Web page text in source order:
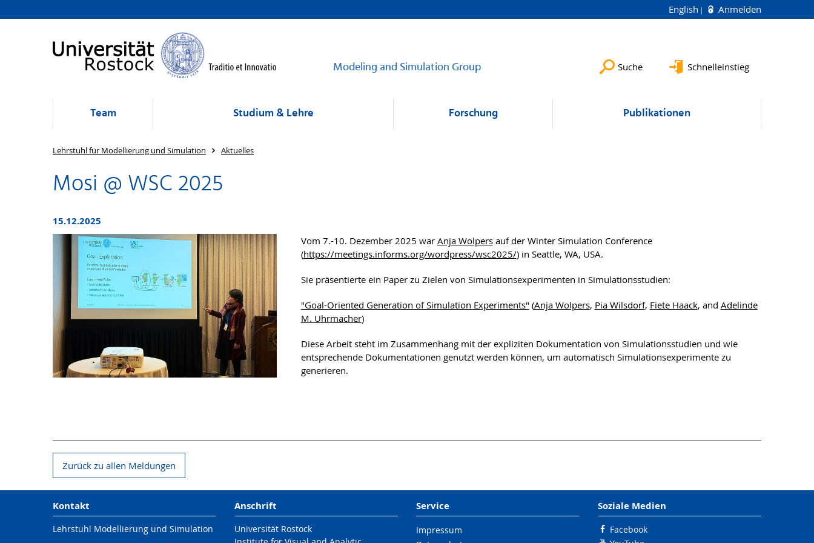
English Anmelden
Modeling and Simulation Group Suche Schnelleinstieg
Team Studium & Lehre Forschung Publikationen
Lehrstuhl für Modellierung und Simulation Aktuelles
Mosi @ WSC 2025
15.12.2025
Vom 7.-10. Dezember 2025 war Anja Wolpersauf der Winter Simulation Conference
(https://meetings.informs.org/wordpress/wsc2025/) in Seattle, WA, USA.
Sie präsentierte ein Paper zu Zielen von Simulationsexperimenten in Simulationsstudien:
"Goal-Oriented Generation of Simulation Experiments" (Anja Wolpers, Pia Wilsdorf, Fiete Haack, and Adelinde
M. Uhrmacher)
Diese Arbeit steht im Zusammenhang mit der expliziten Dokumentation von Simulationsstudien und wie
entsprechende Dokumentationen genutzt werden können, um automatisch Simulationsexperimente zu
generieren.
Zurück zu allen Meldungen
Kontakt
Lehrstuhl Modellierung und Simulation
Anschrift
Universität Rostock
Service
Impressum
Soziale Medien
Facebook